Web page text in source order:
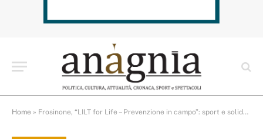
Home » Frosinone, “LILT for Life – Prevenzione in campo”: sport e solidarietà allo Stirpe per la lotta contro i tumori